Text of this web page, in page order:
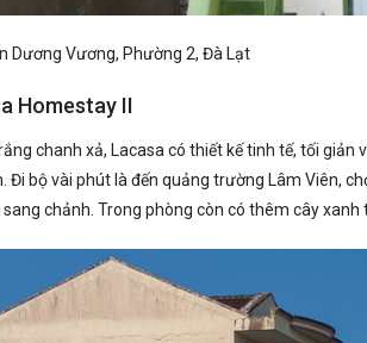
Dương Vương, Phường 2, Đà Lạt
Homestay II
chanh xả, Lacasa có thiết kế tinh tế, tối
Đi bộ vài phút là đến quảng trường Lâm Viên,
chảnh. Trong phòng còn có thêm cây